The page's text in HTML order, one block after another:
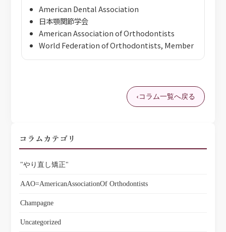
American Dental Association
日本顎関節学会
American Association of Orthodontists
World Federation of Orthodontists, Member
コラム一覧へ戻る
コラムカテゴリ
"やり直し矯正"
AAO=AmericanAssociationOf Orthodontists
Champagne
Uncategorized